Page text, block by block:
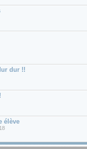
dur !!
élève